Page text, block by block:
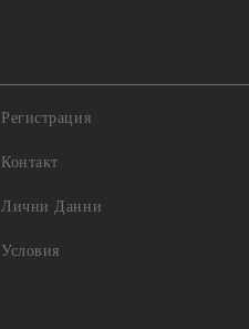
Регистрация
Контакт
Лични Данни
Условия